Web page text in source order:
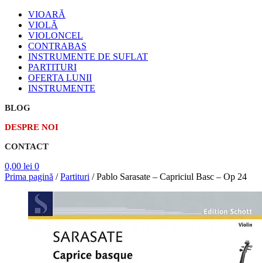
VIOARĂ
VIOLĂ
VIOLONCEL
CONTRABAS
INSTRUMENTE DE SUFLAT
PARTITURI
OFERTA LUNII
INSTRUMENTE
BLOG
DESPRE NOI
CONTACT
0,00 lei 0
Prima pagină /Partituri /Pablo Sarasate – Capriciul Basc – Op 24